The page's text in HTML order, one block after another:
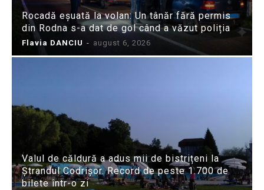
Rocadă eșuată la volan: Un tânăr fără permis
din Rodna s-a dat de gol când a văzut poliția
Flavia DANCIU - august 6, 2026
Valul de căldură a adus mii de bistrițeni la
Ștrandul Codrișor. Record de peste 1.700 de
bilete într-o zi